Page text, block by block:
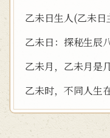
乙未日生人(乙未日
乙未日：探秘生辰
乙未月，乙未月是
乙未时，不同人生